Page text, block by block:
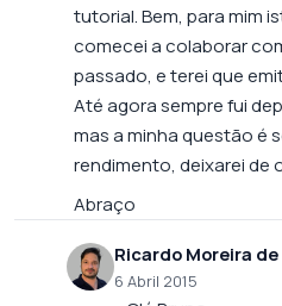
tutorial. Bem, para mim
comecei a colaborar
passado, e terei que
Até agora sempre fui
mas a minha questão é
rendimento, deixarei de
Abraço
Ricardo Moreira
6 Abril 2015